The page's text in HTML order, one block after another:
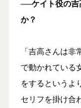
──ケイト役の吉
か？
「吉高さんは
で動かれている
をするというよ
セリフを掛け合